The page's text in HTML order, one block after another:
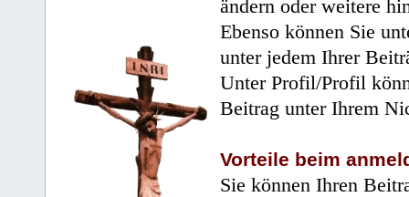
ändern oder weitere
Ebenso können Sie
unter jedem Ihrer
Unter Profil/Profil
Beitrag unter Ihrem
Vorteile beim
Sie können Ihren